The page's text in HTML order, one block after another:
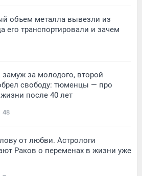
объем металла вывезли из
его транспортировали и зачем
за молодого, второй
свободу: тюменцы — про
после 40 лет
48
от любви. Астрологи
Раков о переменах в жизни уже